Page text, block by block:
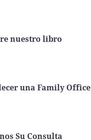
nuestro libro
una Family Office
Su Consulta